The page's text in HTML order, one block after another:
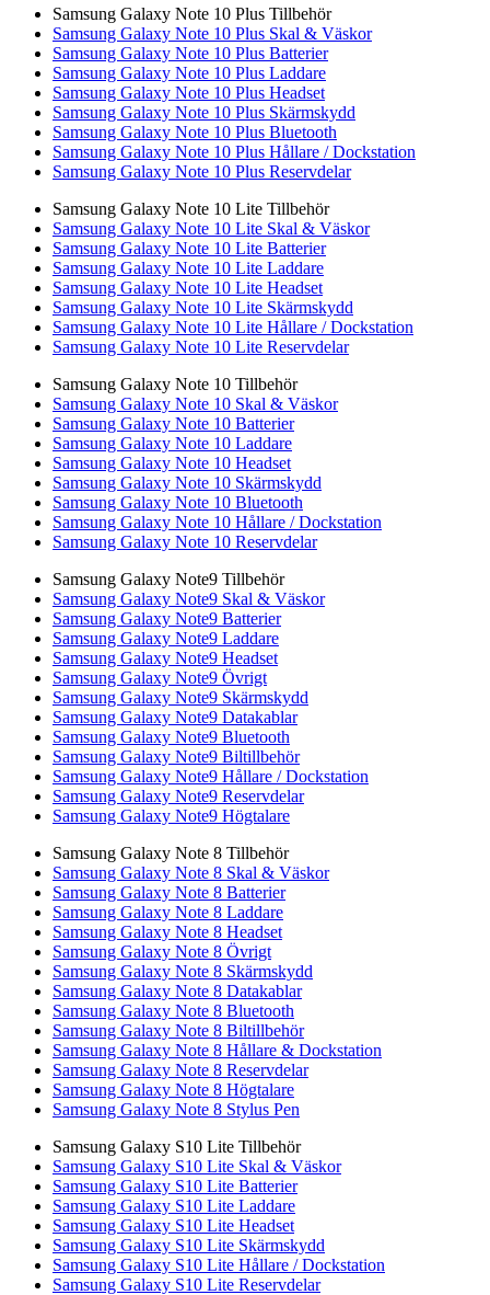
Samsung Galaxy Note 10 Plus Tillbehör
Samsung Galaxy Note 10 Plus Skal & Väskor
Samsung Galaxy Note 10 Plus Batterier
Samsung Galaxy Note 10 Plus Laddare
Samsung Galaxy Note 10 Plus Headset
Samsung Galaxy Note 10 Plus Skärmskydd
Samsung Galaxy Note 10 Plus Bluetooth
Samsung Galaxy Note 10 Plus Hållare / Dockstation
Samsung Galaxy Note 10 Plus Reservdelar
Samsung Galaxy Note 10 Lite Tillbehör
Samsung Galaxy Note 10 Lite Skal & Väskor
Samsung Galaxy Note 10 Lite Batterier
Samsung Galaxy Note 10 Lite Laddare
Samsung Galaxy Note 10 Lite Headset
Samsung Galaxy Note 10 Lite Skärmskydd
Samsung Galaxy Note 10 Lite Hållare / Dockstation
Samsung Galaxy Note 10 Lite Reservdelar
Samsung Galaxy Note 10 Tillbehör
Samsung Galaxy Note 10 Skal & Väskor
Samsung Galaxy Note 10 Batterier
Samsung Galaxy Note 10 Laddare
Samsung Galaxy Note 10 Headset
Samsung Galaxy Note 10 Skärmskydd
Samsung Galaxy Note 10 Bluetooth
Samsung Galaxy Note 10 Hållare / Dockstation
Samsung Galaxy Note 10 Reservdelar
Samsung Galaxy Note9 Tillbehör
Samsung Galaxy Note9 Skal & Väskor
Samsung Galaxy Note9 Batterier
Samsung Galaxy Note9 Laddare
Samsung Galaxy Note9 Headset
Samsung Galaxy Note9 Övrigt
Samsung Galaxy Note9 Skärmskydd
Samsung Galaxy Note9 Datakablar
Samsung Galaxy Note9 Bluetooth
Samsung Galaxy Note9 Biltillbehör
Samsung Galaxy Note9 Hållare / Dockstation
Samsung Galaxy Note9 Reservdelar
Samsung Galaxy Note9 Högtalare
Samsung Galaxy Note 8 Tillbehör
Samsung Galaxy Note 8 Skal & Väskor
Samsung Galaxy Note 8 Batterier
Samsung Galaxy Note 8 Laddare
Samsung Galaxy Note 8 Headset
Samsung Galaxy Note 8 Övrigt
Samsung Galaxy Note 8 Skärmskydd
Samsung Galaxy Note 8 Datakablar
Samsung Galaxy Note 8 Bluetooth
Samsung Galaxy Note 8 Biltillbehör
Samsung Galaxy Note 8 Hållare & Dockstation
Samsung Galaxy Note 8 Reservdelar
Samsung Galaxy Note 8 Högtalare
Samsung Galaxy Note 8 Stylus Pen
Samsung Galaxy S10 Lite Tillbehör
Samsung Galaxy S10 Lite Skal & Väskor
Samsung Galaxy S10 Lite Batterier
Samsung Galaxy S10 Lite Laddare
Samsung Galaxy S10 Lite Headset
Samsung Galaxy S10 Lite Skärmskydd
Samsung Galaxy S10 Lite Hållare / Dockstation
Samsung Galaxy S10 Lite Reservdelar